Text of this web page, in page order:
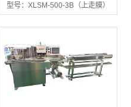
型号：XLSM-500-3B（上走膜）